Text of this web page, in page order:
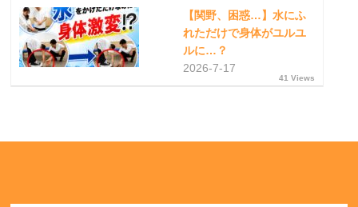
【関野、困惑…】水にふ
れただけで身体がユルユ
ルに…？
2026-7-17
41 Views